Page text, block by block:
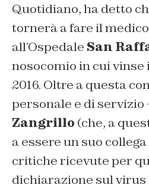
Quotidiano, ha detto
tornerà a fare il
all’Ospedale San
nosocomio in cui vinse
2016. Oltre a questa
personale e di servizio
Zangrillo (che, a
a essere un suo
critiche ricevute per
dichiarazione sul